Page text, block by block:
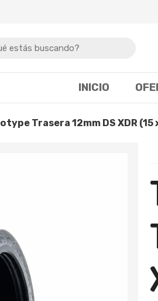
INICIO
Trasera 12mm DS XDR (15